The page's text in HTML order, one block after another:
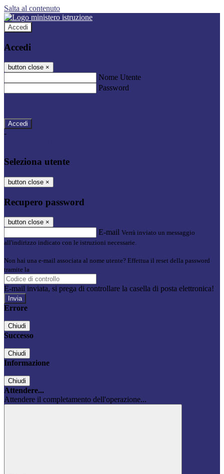
Salta al contenuto
Accedi
Accedi
button close ×
Nome Utente
Password
-
Seleziona utente
button close ×
Recupero password
button close ×
E-mail Verrà inviato un messaggio
all'indirizzo indicato con le istruzioni necessarie.
Non hai una e-mail associata al nome utente? Effettua il reset della password
tramite la
E-mail inviata, si prega di controllare la casella di posta elettronica!
Errore
Chiudi
Successo
Chiudi
Informazione
Chiudi
Attendere...
Attendere il completamento dell'operazione...